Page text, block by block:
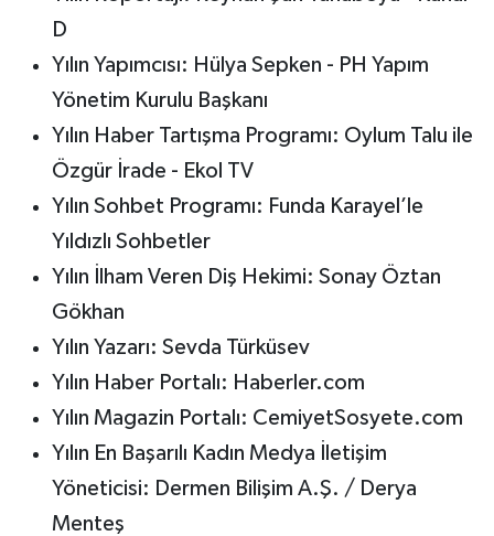
D
Yılın Yapımcısı: Hülya Sepken - PH Yapım
Yönetim Kurulu Başkanı
Yılın Haber Tartışma Programı: Oylum Talu ile
Özgür İrade - Ekol TV
Yılın Sohbet Programı: Funda Karayel’le
Yıldızlı Sohbetler
Yılın İlham Veren Diş Hekimi: Sonay Öztan
Gökhan
Yılın Yazarı: Sevda Türküsev
Yılın Haber Portalı: Haberler.com
Yılın Magazin Portalı: CemiyetSosyete.com
Yılın En Başarılı Kadın Medya İletişim
Yöneticisi: Dermen Bilişim A.Ş. / Derya
Menteş